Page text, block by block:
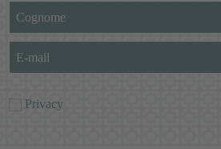
Privacy